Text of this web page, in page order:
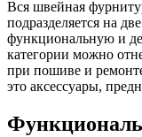
Вся швейная
подразделяется на
функциональную и
категории можно
при пошиве и
это аксессуары,